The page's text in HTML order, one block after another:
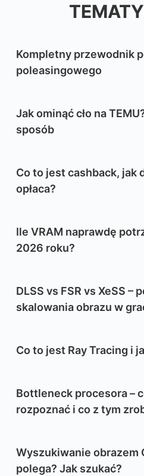
Kompletny przewodnik
poleasingowego
Jak ominąć cło na
sposób
Co to jest cashback, jak
opłaca?
Ile VRAM naprawdę
2026 roku?
DLSS vs FSR vs XeSS –
skalowania obrazu w
Co to jest Ray Tracing i
Bottleneck procesora –
rozpoznać i co z tym
Wyszukiwanie obrazem
polega? Jak szukać?